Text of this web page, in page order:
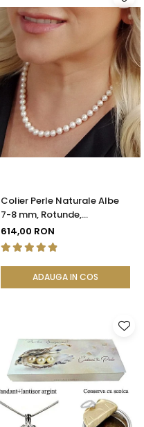
Colier Perle Naturale Albe
7-8 mm, Rotunde,
Închizătoare Argint 925 |
KASKADDA®
614,00 RON
ADAUGA IN COS